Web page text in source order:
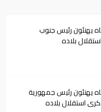
يهنئون رئيس جنوب
بلاده
يهنئون رئيس جمهورية
استقلال بلاده